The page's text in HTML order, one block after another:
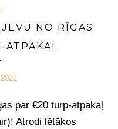
NO RĪGAS
ATPAKAĻ
par €20 turp-atpakaļ
Atrodi lētākos